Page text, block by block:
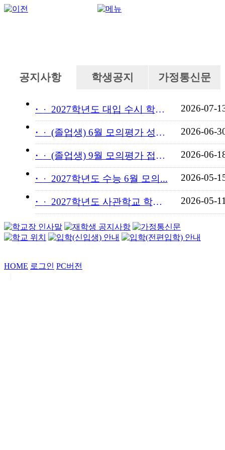
공지사항 학생공지 가정통신문
· 2027학년도 대입 수시 학교... 2026-07-
· (졸업생) 6월 모의평가 성적... 2026-06-
· (졸업생) 9월 모의평가 접수... 2026-06-
· 2027학년도 수능 6월 모의... 2026-05-
· 2027학년도 사관학교 학교장... 2026-05-
HOME 로그인 PC버전